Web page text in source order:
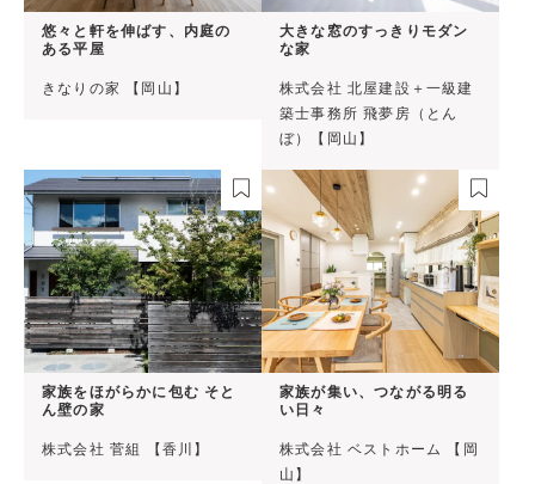
悠々と軒を伸ばす、内庭の
ある平屋
きなりの家 【岡山】
大きな窓のすっきりモダン
な家
株式会社 北屋建設＋一級建
築士事務所 飛夢房（とん
ぼ）【岡山】
家族をほがらかに包む そと
ん壁の家
株式会社 菅組 【香川】
家族が集い、つながる明る
い日々
株式会社 ベストホーム 【岡
山】